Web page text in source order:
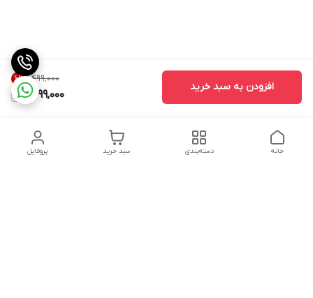
۱٬۴۹۹٬۰۰۰ 6%
1,399,000
افزودن به سبد خرید
پروفایل سبد خرید دسته‌بندی خانه